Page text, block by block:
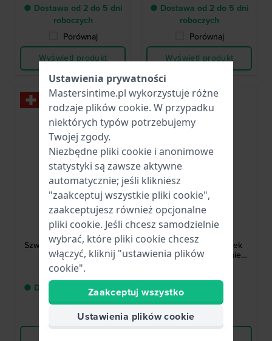
● Dostawa od 2 do 5 dni
roboczych
Porównaj
Wyświetl produkt
● Dostawa od 2 do 5 dni
roboczych
Porównaj
Wyświetl produkt
Hamilton
H64615735
Khaki Pilot 42 mm
Szwajcarski automatyczny
męski zegarek z
datownikiem
4 886,00 zł
● Dostawa od 2 do 5 dni
roboczych
Porównaj
Hamilton
H64615135
Khaki Pilot 42 mm
Automatyczny zegarek
aviator taki jak w filmie
● Dostępny
Porównaj
Ustawienia prywatności
Mastersintime.pl wykorzystuje różne
rodzaje plików cookie. W przypadku
niektórych typów potrzebujemy
Twojej zgody.
Niezbędne pliki cookie i anonimowe
statystyki są zawsze aktywne
automatycznie; jeśli klikniesz
"zaakceptuj wszystkie pliki cookie",
zaakceptujesz również opcjonalne
pliki cookie. Jeśli chcesz samodzielnie
wybrać, które pliki cookie chcesz
włączyć, kliknij "ustawienia plików
cookie".
Zaakceptuj wszystko
Ustawienia plików cookie